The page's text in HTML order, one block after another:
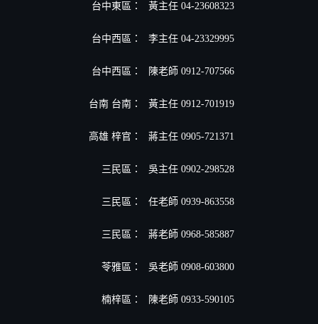
台中東區： 黃主任 04-23608323
台中西區： 李主任 04-23329995
台中西區： 陳老師 0912-707566
台南 台南： 黃主任 0912-701919
高雄 梓官： 蔣主任 0905-721371
三民區： 吳主任 0902-298528
三民區： 任老師 0939-863558
三民區： 蔣老師 0968-585887
苓雅區： 吳老師 0908-603800
楠梓區： 陳老師 0933-590105